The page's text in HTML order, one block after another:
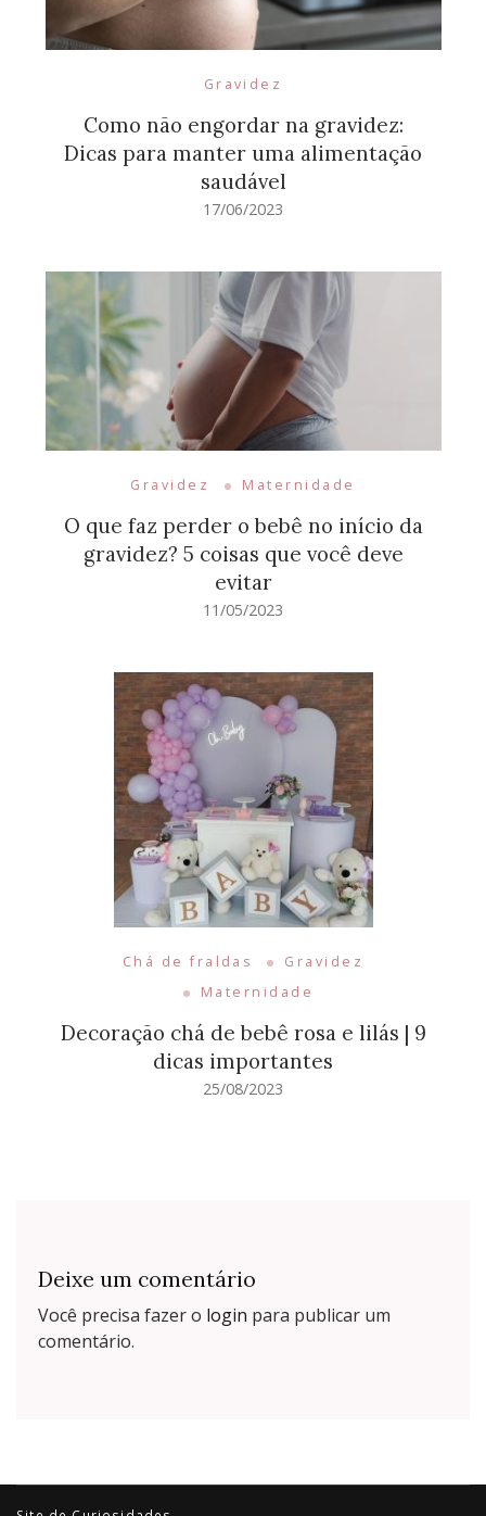
Gravidez
Como não engordar na gravidez:
Dicas para manter uma alimentação
saudável
17/06/2023
Gravidez Maternidade
O que faz perder o bebê no início da
gravidez? 5 coisas que você deve
evitar
11/05/2023
Chá de fraldas
Gravidez
Maternidade
Decoração chá de bebê rosa e lilás | 9
dicas importantes
25/08/2023
Deixe um comentário
Você precisa fazer o login para publicar um
comentário.